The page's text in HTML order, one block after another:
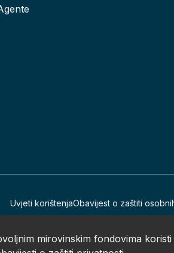
Uvjeti korištenjaObavijest o zaštiti
mirovinskim fondovima